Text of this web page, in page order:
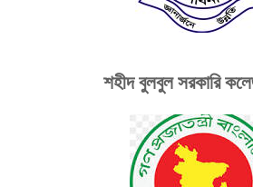
শহীদ বুলবুল সরকারি